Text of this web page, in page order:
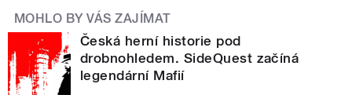
MOHLO BY VÁS ZAJÍMAT
Česká herní historie pod
drobnohledem. SideQuest začíná
legendární Mafií